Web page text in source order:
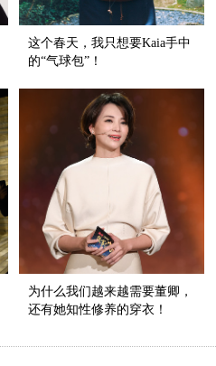
这个春天，我只想要Kaia手中
的“气球包”！
为什么我们越来越需要董卿，
还有她知性修养的穿衣！